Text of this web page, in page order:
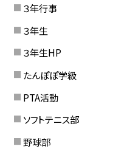
３年行事
３年生
３年生HP
たんぽぽ学級
PTA活動
ソフトテニス部
野球部